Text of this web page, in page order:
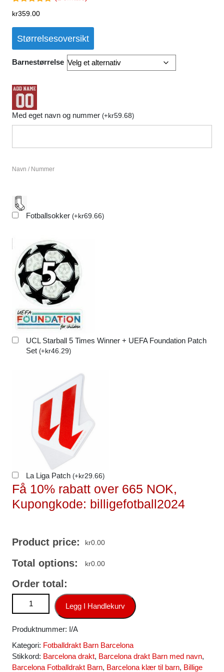
5.00av 5
ing
kr359.00
Størrelsesoversikt
Barnestørrelse
Med eget navn og nummer (+kr59.68)
Navn / Nummer
Fotballsokker (+kr69.66)
UCL Starball 5 Times Winner + UEFA Foundation Patch
Set (+kr46.29)
La Liga Patch (+kr29.66)
Få 10% rabatt over 665 NOK,
Kupongkode: billigefotball2024
Product price: kr0.00
Total options: kr0.00
Order total:
Billig fotballdraktsett for barn Barcelona 2025-26 Blå antall
Legg I Handlekurv
Produktnummer: I/A
Kategori: Fotballdrakt Barn Barcelona
Stikkord: Barcelona drakt, Barcelona drakt Barn med navn,
Barcelona Fotballdrakt Barn, Barcelona klær til barn, Billige